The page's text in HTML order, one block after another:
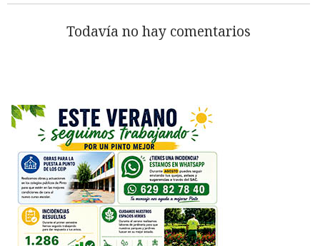
Todavía no hay comentarios